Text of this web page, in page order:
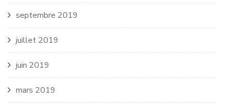
septembre 2019
juillet 2019
juin 2019
mars 2019